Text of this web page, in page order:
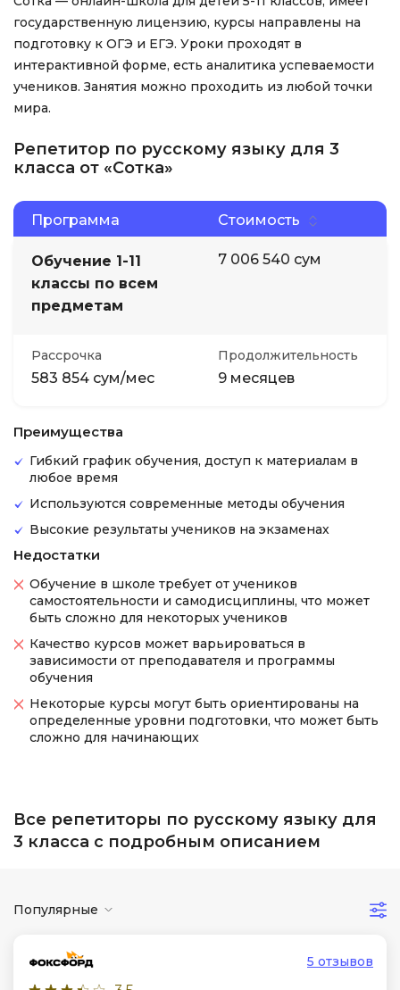
государственную лицензию, курсы направлены на
подготовку к ОГЭ и ЕГЭ. Уроки проходят в
интерактивной форме, есть аналитика успеваемости
учеников. Занятия можно проходить из любой точки
мира.
Репетитор по русскому языку для 3
класса от «Сотка»
Программа Стоимость
Обучение 1-11
классы по всем
предметам
7 006 540 сум
Рассрочка
583 854 сум/мес
Продолжительность
9 месяцев
Преимущества
Гибкий график обучения, доступ к материалам в
любое время
Используются современные методы обучения
Высокие результаты учеников на экзаменах
Недостатки
Обучение в школе требует от учеников
самостоятельности и самодисциплины, что может
быть сложно для некоторых учеников
Качество курсов может варьироваться в
зависимости от преподавателя и программы
обучения
Некоторые курсы могут быть ориентированы на
определенные уровни подготовки, что может быть
сложно для начинающих
Все репетиторы по русскому языку для
3 класса с подробным описанием
Популярные
5 отзывов